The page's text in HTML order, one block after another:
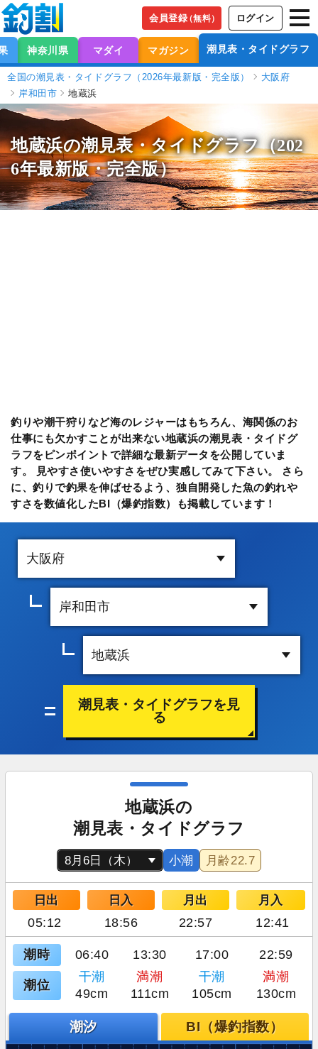
会員登録（無料） ログイン
神奈川県 マダイ マガジン 潮見表・タイドグラフ
全国の潮見表・タイドグラフ（2026年最新版・完全版）
大阪府
岸和田市
地蔵浜
地蔵浜の潮見表・タイドグラフ（202
6年最新版・完全版）
釣りや潮干狩りなど海のレジャーはもちろん、海関係のお
仕事にも欠かすことが出来ない地蔵浜の潮見表・タイドグ
ラフをピンポイントで詳細な最新データを公開していま
す。 見やすさ使いやすさをぜひ実感してみて下さい。 さら
に、釣りで釣果を伸ばせるよう、独自開発した魚の釣れや
すさを数値化したBI（爆釣指数）も掲載しています！
潮見表・タイドグラフを見
る
地蔵浜の
潮見表・タイドグラフ
小潮 月齢22.7
日出 日入 月出 月入
05:12 18:56 22:57 12:41
潮時 06:40 13:30 17:00 22:59
潮位
干潮 満潮 干潮
満潮
49cm
111cm 105cm 130cm
潮汐 BI（爆釣指数）